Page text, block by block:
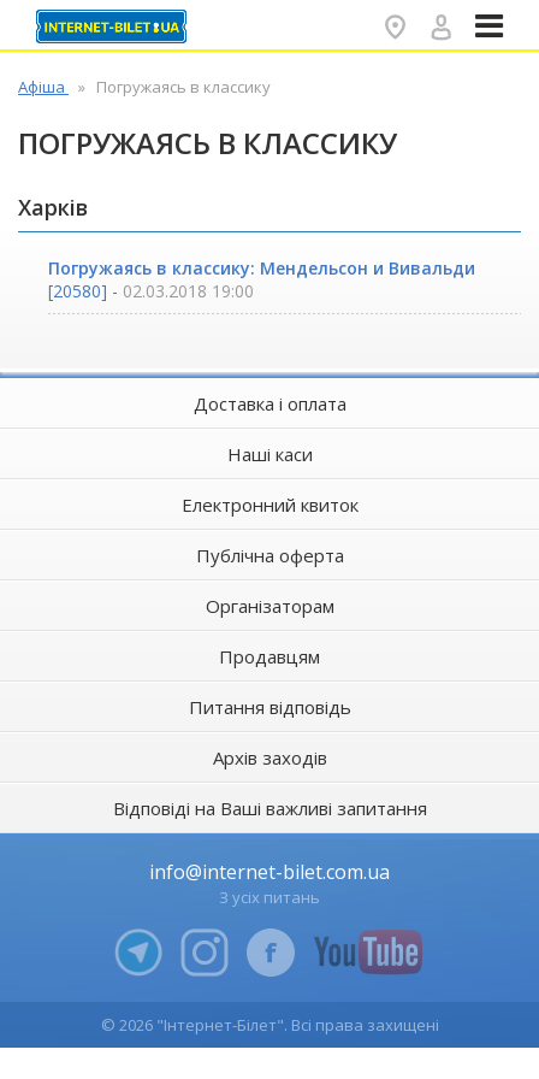
Афіша Погружаясь в классику
ПОГРУЖАЯСЬ В КЛАССИКУ
Харків
Погружаясь в классику: Мендельсон и Вивальди
[20580] - 02.03.2018 19:00
Доставка і оплата
Наші каси
Електронний квиток
Публічна оферта
Організаторам
Продавцям
Питання відповідь
Архів заходів
Відповіді на Ваші важливі запитання
info@internet-bilet.com.ua
З усіх питань
© 2026 "Інтернет-Білет". Всі права захищені